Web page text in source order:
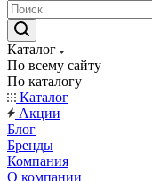
Каталог
По всему сайту
По каталогу
Каталог
Акции
Блог
Бренды
Компания
О компании